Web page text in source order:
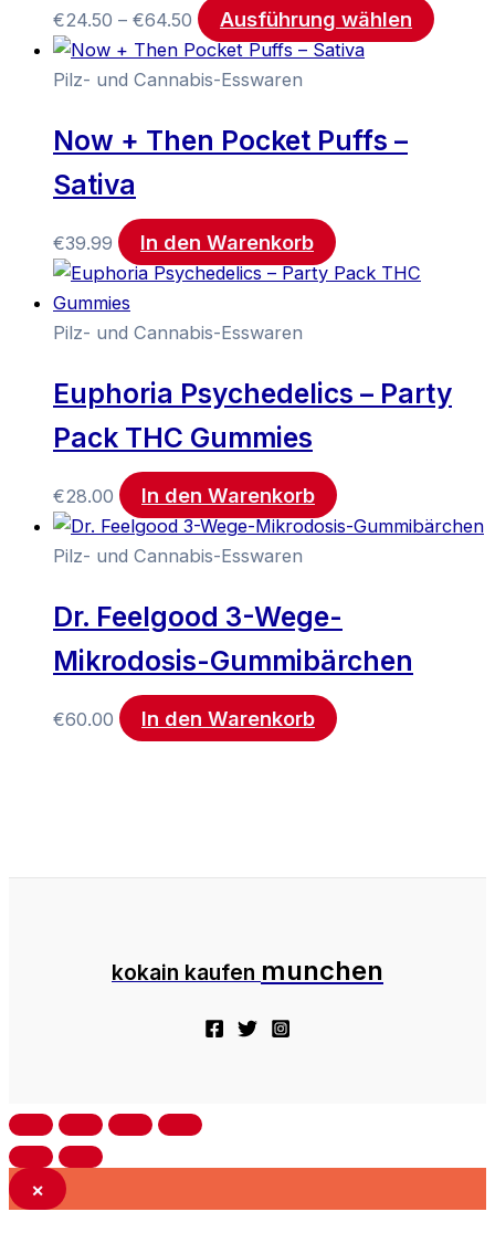
€24.50 – €64.50 Ausführung wählen
Pilz- und Cannabis-Esswaren
Now + Then Pocket Puffs –
Sativa
€39.99 In den Warenkorb
Pilz- und Cannabis-Esswaren
Euphoria Psychedelics – Party
Pack THC Gummies
€28.00 In den Warenkorb
Pilz- und Cannabis-Esswaren
Dr. Feelgood 3-Wege-
Mikrodosis-Gummibärchen
€60.00 In den Warenkorb
kokain kaufen munchen
×